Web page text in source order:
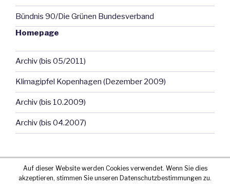
Bündnis 90/Die Grünen Bundesverband
Homepage
Archiv (bis 05/2011)
Klimagipfel Kopenhagen (Dezember 2009)
Archiv (bis 10.2009)
Archiv (bis 04.2007)
Auf dieser Website werden Cookies verwendet. Wenn Sie dies
akzeptieren, stimmen Sie unseren Datenschutzbestimmungen zu.